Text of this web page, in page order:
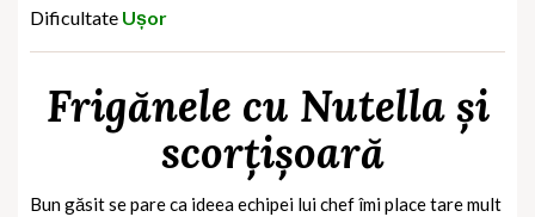
Dificultate Ușor
Frigănele cu Nutella și
scorțișoară
Bun găsit se pare ca ideea echipei lui chef îmi place tare mult